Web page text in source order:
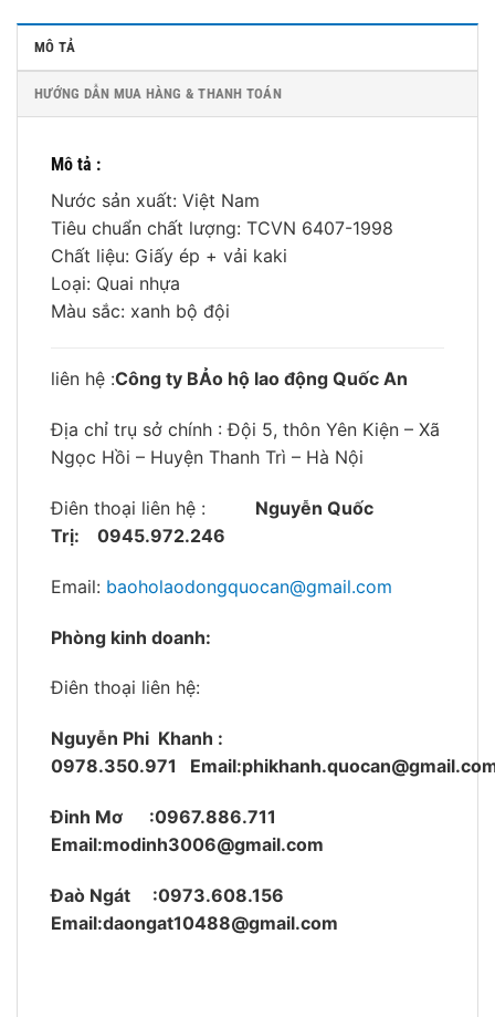
MÔ TẢ
HƯỚNG DẪN MUA HÀNG & THANH TOÁN
Mô tả :
Nước sản xuất: Việt Nam
Tiêu chuẩn chất lượng: TCVN 6407-1998
Chất liệu: Giấy ép + vải kaki
Loại: Quai nhựa
Màu sắc: xanh bộ đội
liên hệ :Công ty BẢo hộ lao động Quốc An
Địa chỉ trụ sở chính : Đội 5, thôn Yên Kiện – Xã
Ngọc Hồi – Huyện Thanh Trì – Hà Nội
Điên thoại liên hệ : Nguyễn Quốc
Trị: 0945.972.246
Email: baoholaodongquocan@gmail.com
Phòng kinh doanh:
Điên thoại liên hệ:
Nguyễn Phi Khanh :
0978.350.971
Đinh Mơ :0967.886.711
Email:modinh3006@gmail.com
Đaò Ngát :0973.608.156
Email:daongat10488@gmail.com